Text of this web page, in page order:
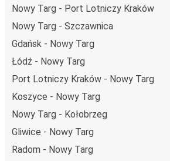
Nowy Targ: podróżujesz z tego miasta
dobrze? Oto wszystko, co musisz
Nowy Targ jest węzłem
autobusowym
zagraniczne.
Katowice – przyjeżdżasz tu pierwszy
Katowice ma świetne połączenie z
Nowy Targ - Port Lotniczy Kraków
Nowy Targ - Szczawnica
Gdańsk - Nowy Targ
Łódź - Nowy Targ
Port Lotniczy Kraków - Nowy Targ
Koszyce - Nowy Targ
Nowy Targ - Kołobrzeg
Gliwice - Nowy Targ
Radom - Nowy Targ